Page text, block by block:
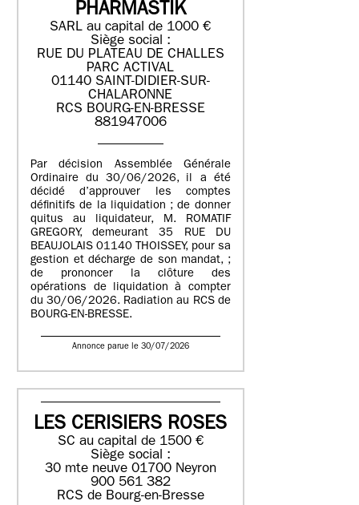
PHARMASTIK
SARL au capital de 1000 €
Siège social :
RUE DU PLATEAU DE CHALLES
PARC ACTIVAL
01140 SAINT-DIDIER-SUR-
CHALARONNE
RCS BOURG-EN-BRESSE
881947006
Par décision Assemblée Générale
Ordinaire du 30/06/2026, il a été
décidé d’approuver les comptes
définitifs de la liquidation ; de donner
quitus au liquidateur, M. ROMATIF
GREGORY, demeurant 35 RUE DU
BEAUJOLAIS 01140 THOISSEY, pour sa
gestion et décharge de son mandat, ;
de prononcer la clôture des
opérations de liquidation à compter
du 30/06/2026. Radiation au RCS de
BOURG-EN-BRESSE.
Annonce parue le 30/07/2026
LES CERISIERS ROSES
SC au capital de 1500 €
Siège social :
30 mte neuve 01700 Neyron
900 561 382
RCS de Bourg-en-Bresse